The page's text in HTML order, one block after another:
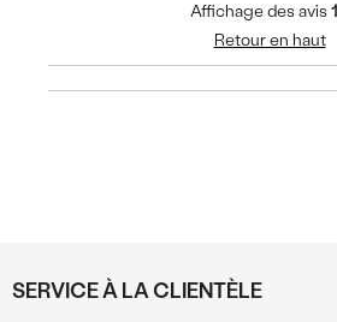
Affichage des avis
Retour en haut
SERVICE À LA CLIENTÈLE